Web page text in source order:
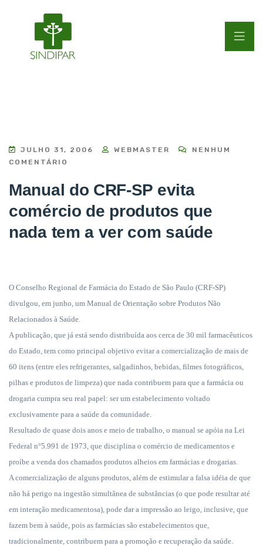
JULHO 31, 2006 WEBMASTER
NENHUM
COMENTÁRIO
Manual do CRF-SP evita
comércio de produtos que
nada tem a ver com saúde
O Conselho Regional de Farmácia do Estado de São Paulo (CRF-SP)
divulgou, em junho, um Manual de Orientação sobre Produtos Não
Relacionados à Saúde.
A publicação, que já está sendo distribuída aos cerca de 30 mil farmacêuticos
do Estado, tem como principal objetivo evitar a comercialização de mais de
60 itens (entre eles refrigerantes, salgadinhos, bebidas, filmes fotográficos,
pilhas e produtos de limpeza) que nada contribuem para que a farmácia ou
drogaria cumpra seu real papel: ser um estabelecimento voltado
exclusivamente para a saúde da comunidade.
Resultado de quase dois anos e meio de trabalho, o manual se apóia na Lei
Federal n°5.991 de 1973, que disciplina o comércio de medicamentos e
proíbe a venda dos chamados produtos alheios em farmácias e drogarias.
A comercialização de alguns produtos, além de estimular a falsa idéia de que
não há perigo na ingestão simultânea de substâncias (o que pode resultar até
em interação medicamentosa), pode dar a impressão ao leigo, inclusive, que
fazem bem à saúde, pois as farmácias são estabelecimentos que,
tradicionalmente, contribuem para a promoção e recuperação da saúde.